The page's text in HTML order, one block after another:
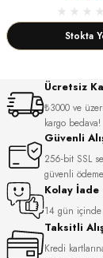
Stokta
Ücretsiz
₺3000 ve
kargo bedava!
Güvenli
256-bit SSL
güvenli
Kolay İade
14 gün içinde
Taksitli
Kredi